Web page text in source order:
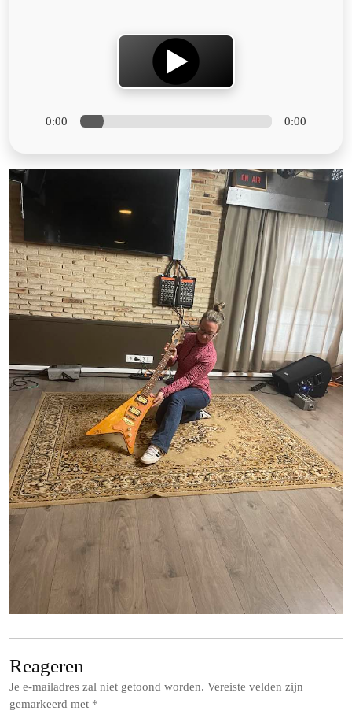
0:00 0:00
Reageren
Je e-mailadres zal niet getoond worden. Vereiste velden zijn
gemarkeerd met *